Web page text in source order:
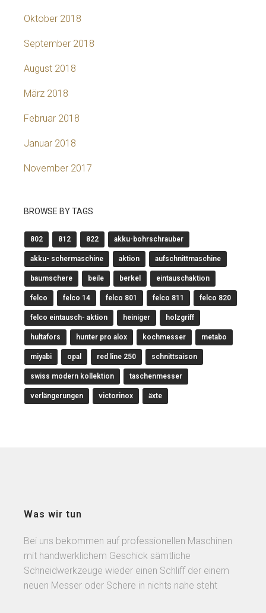
Oktober 2018
September 2018
August 2018
März 2018
Februar 2018
Januar 2018
November 2017
BROWSE BY TAGS
802 812 822 akku-bohrschrauber
akku- schermaschine aktion aufschnittmaschine
baumschere beile berkel eintauschaktion
felco felco 14 felco 801 felco 811 felco 820
felco eintausch- aktion heiniger holzgriff
hultafors hunter pro alox kochmesser metabo
miyabi opal red line 250 schnittsaison
swiss modern kollektion taschenmesser
verlängerungen victorinox äxte
Was wir tun
Bei uns bekommen auf professionellen Maschinen
mit handwerklichem Geschick sämtliche
Schneidwerkzeuge wieder einen Schliff der einem
neuen Messer oder Schere in nichts nahe steht